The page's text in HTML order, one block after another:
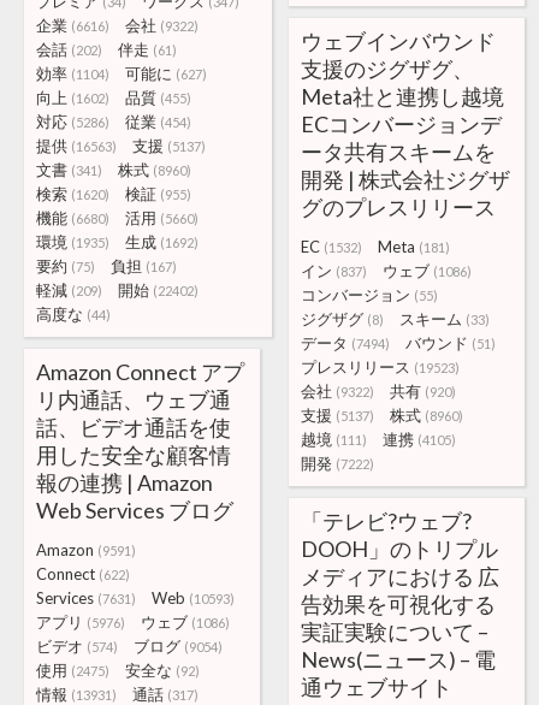
企業 (6616) 会社 (9322)
会話 (202) 伴走 (61)
効率 (1104) 可能に (627)
向上 (1602) 品質 (455)
対応 (5286) 従業 (454)
提供 (16563) 支援 (5137)
文書 (341) 株式 (8960)
検索 (1620) 検証 (955)
機能 (6680) 活用 (5660)
環境 (1935) 生成 (1692)
要約 (75) 負担 (167)
軽減 (209) 開始 (22402)
高度な (44)
ウェブインバウンド
支援のジグザグ、
Meta社と連携し越境
ECコンバージョンデ
ータ共有スキームを
開発 | 株式会社ジグザ
グのプレスリリース
EC (1532) Meta (181)
イン (837) ウェブ (1086)
コンバージョン (55)
ジグザグ (8) スキーム (33)
データ (7494) バウンド (51)
プレスリリース (19523)
会社 (9322) 共有 (920)
支援 (5137) 株式 (8960)
越境 (111) 連携 (4105)
開発 (7222)
Amazon Connect アプ
リ内通話、ウェブ通
話、ビデオ通話を使
用した安全な顧客情
報の連携 | Amazon
Web Services ブログ
Amazon (9591)
Connect (622)
Services (7631) Web (10593)
アプリ (5976) ウェブ (1086)
ビデオ (574) ブログ (9054)
使用 (2475) 安全な (92)
情報 (13931) 通話 (317)
「テレビ?ウェブ?
DOOH」のトリプル
メディアにおける 広
告効果を可視化する
実証実験について –
News(ニュース) – 電
通ウェブサイト